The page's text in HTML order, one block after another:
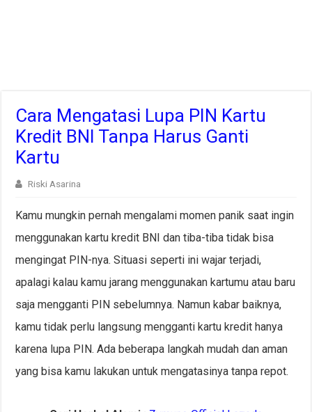
Cara Mengatasi Lupa PIN Kartu
Kredit BNI Tanpa Harus Ganti
Kartu
Riski Asarina
Kamu mungkin pernah mengalami momen panik saat ingin
menggunakan kartu kredit BNI dan tiba-tiba tidak bisa
mengingat PIN-nya. Situasi seperti ini wajar terjadi,
apalagi kalau kamu jarang menggunakan kartumu atau baru
saja mengganti PIN sebelumnya. Namun kabar baiknya,
kamu tidak perlu langsung mengganti kartu kredit hanya
karena lupa PIN. Ada beberapa langkah mudah dan aman
yang bisa kamu lakukan untuk mengatasinya tanpa repot.